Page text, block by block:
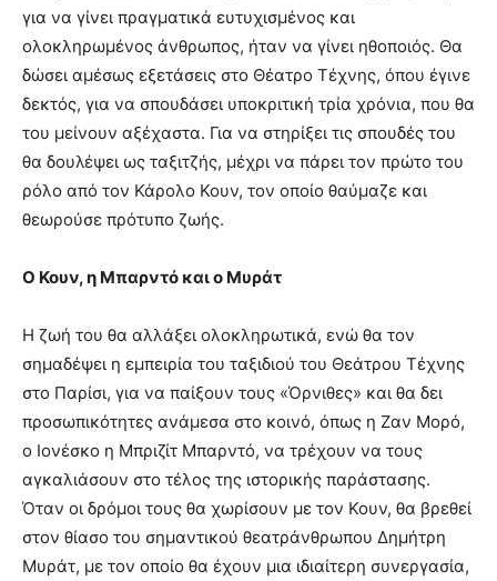
για να γίνει πραγματικά ευτυχισμένος και
ολοκληρωμένος άνθρωπος, ήταν να γίνει ηθοποιός. Θα
δώσει αμέσως εξετάσεις στο Θέατρο Τέχνης, όπου έγινε
δεκτός, για να σπουδάσει υποκριτική τρία χρόνια, που θα
του μείνουν αξέχαστα. Για να στηρίξει τις σπουδές του
θα δουλέψει ως ταξιτζής, μέχρι να πάρει τον πρώτο του
ρόλο από τον Κάρολο Κουν, τον οποίο θαύμαζε και
θεωρούσε πρότυπο ζωής.
Ο Κουν, η Μπαρντό και ο Μυράτ
Η ζωή του θα αλλάξει ολοκληρωτικά, ενώ θα τον
σημαδέψει η εμπειρία του ταξιδιού του Θεάτρου Τέχνης
στο Παρίσι, για να παίξουν τους «Όρνιθες» και θα δει
προσωπικότητες ανάμεσα στο κοινό, όπως η Ζαν Μορό,
ο Ιονέσκο η Μπριζίτ Μπαρντό, να τρέχουν να τους
αγκαλιάσουν στο τέλος της ιστορικής παράστασης.
Όταν οι δρόμοι τους θα χωρίσουν με τον Κουν, θα βρεθεί
στον θίασο του σημαντικού θεατράνθρωπου Δημήτρη
Μυράτ, με τον οποίο θα έχουν μια ιδιαίτερη συνεργασία,